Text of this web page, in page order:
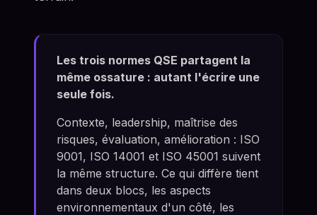
Les trois normes QSE partagent la
même ossature : autant l'écrire une
seule fois.
Contexte, leadership, maîtrise des
risques, évaluation, amélioration : ISO
9001, ISO 14001 et ISO 45001 suivent
la même structure. Ce qui diffère tient
dans deux blocs, les aspects
environnementaux d'un côté, les